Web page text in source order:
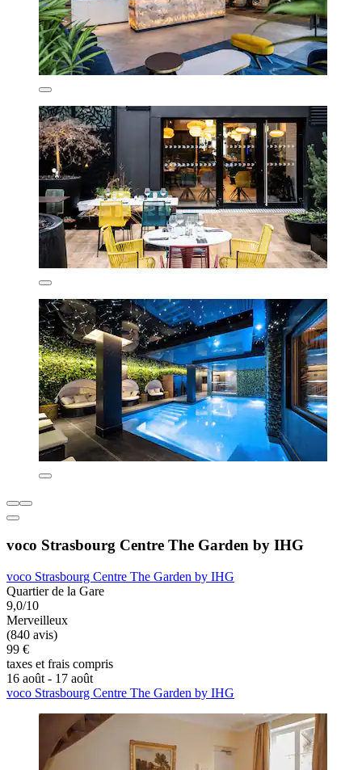
voco Strasbourg Centre The Garden by IHG
voco Strasbourg Centre The Garden by IHG
Quartier de la Gare
9,0/10
Merveilleux
(840 avis)
99 €
taxes et frais compris
16 août - 17 août
voco Strasbourg Centre The Garden by IHG